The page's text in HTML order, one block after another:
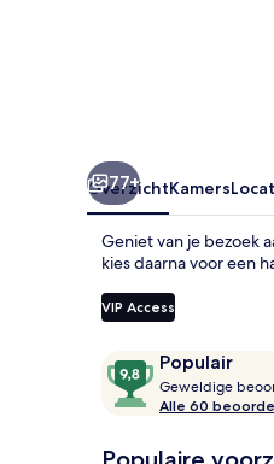
77+
OverzichtKamers
Geniet van je bezoek
kies daarna voor een
VIP Access
Beoordelingen
Populair
9,8
van
10,
Geweldige
Alle 60